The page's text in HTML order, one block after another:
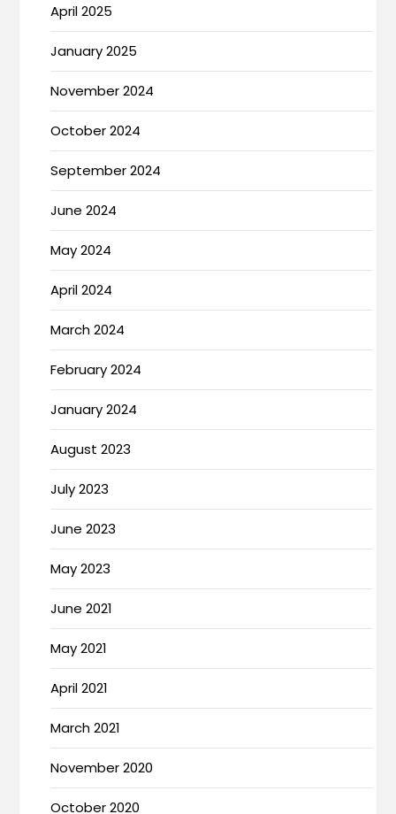
April 2025
January 2025
November 2024
October 2024
September 2024
June 2024
May 2024
April 2024
March 2024
February 2024
January 2024
August 2023
July 2023
June 2023
May 2023
June 2021
May 2021
April 2021
March 2021
November 2020
October 2020